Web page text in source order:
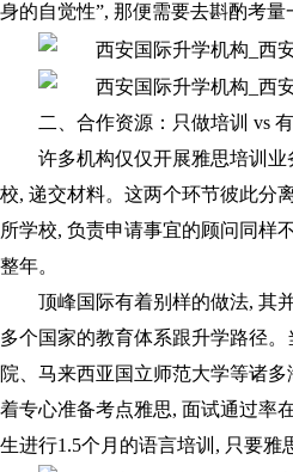
身的自觉性”, 那便需要去斟酌考
二、合作资源：只做培训 vs
许多机构仅仅开展雅思培训
校, 递交材料。这两个环节彼此分
所学校, 负责申请事宜的顾问同样
整年。
顶峰国际有着别样的做法, 其
多个国家的教育体系跟升学路径
院、马来西亚国立师范大学等诸
着专心准备考点雅思, 面试通过率
生进行1.5个月的语言培训, 只要雅